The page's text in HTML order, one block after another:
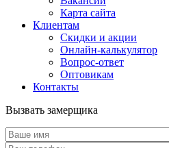
Карта сайта
Клиентам
Скидки и акции
Онлайн-калькулятор
Вопрос-ответ
Оптовикам
Контакты
Вызвать замерщика